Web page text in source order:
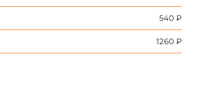
540 ₽
1260 ₽